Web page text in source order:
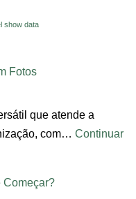
show data
Fotos
que atende a
com… Continuar
Começar?